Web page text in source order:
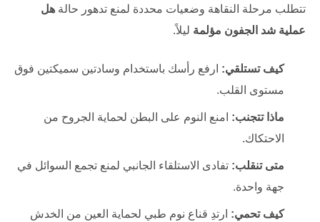
تتطلب مرحلة النقاهة وضعيات محددة لمنع تدهور حالة هل
عملية شد الجفون مؤلمة ليلاً.
كيف تستلقي: ارفع رأسك باستخدام وسادتين سميكتين فوق
مستوى القلب.
ماذا تتجنب: امنع النوم على البطن لحماية الجروح من
الاحتكاك.
متى تنقلب: تفادى الاستلقاء الجانبي لمنع تجمع السوائل في
جهة واحدة.
كيف تحمي: ارتدِ قناع نوم طبي لحماية العين من الخدش